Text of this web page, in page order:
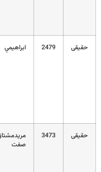
حقیقی 2479 ابراهيمي
حقیقی 3473
مريدمشتاق
صفت